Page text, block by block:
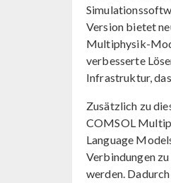
Version bietet
Multiphysik-
verbesserte
Infrastruktur,
Zusätzlich zu
COMSOL
Language
Verbindungen
werden.